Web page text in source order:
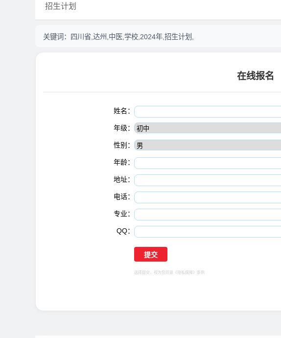
招生计划
关键词： 四川省,达州,中医,学校,2024年,招生计划,
在线报名
姓名：
年级：
性别：
年龄：
地址：
电话：
专业：
QQ：
选择提交，视为您同意 《隐私保障》 条例